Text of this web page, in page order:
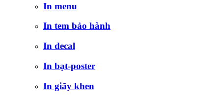
In menu
In tem bảo hành
In decal
In bạt-poster
In giấy khen